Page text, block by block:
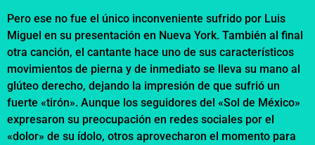
Pero ese no fue el único inconveniente sufrido por Luis
Miguel en su presentación en Nueva York. También al final
otra canción, el cantante hace uno de sus característicos
movimientos de pierna y de inmediato se lleva su mano al
glúteo derecho, dejando la impresión de que sufrió un
fuerte «tirón». Aunque los seguidores del «Sol de México»
expresaron su preocupación en redes sociales por el
«dolor» de su ídolo, otros aprovecharon el momento para